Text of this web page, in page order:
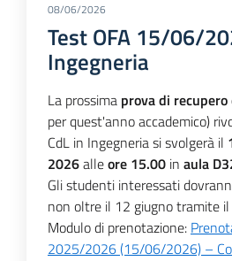
08/06/2026
Test OFA 15/06/
Ingegneria
La prossima prova di recupero
per quest'anno accademico)
CdL in Ingegneria si svolgerà il
2026alleore 15.00 in aula
Gli studenti interessati
non oltre il 12 giugno tramite
Modulo di prenotazione:
2025/2026 (15/06/2026) –